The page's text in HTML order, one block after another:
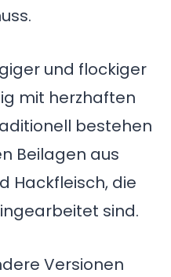
und flockiger
mit herzhaften
bestehen
Beilagen aus
Hackfleisch, die
sind.
Versionen